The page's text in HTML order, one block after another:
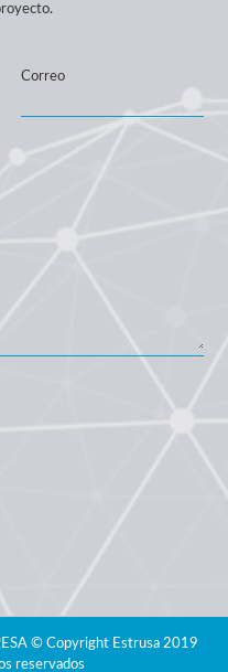
Correo
© Copyright Estrusa 2019
reservados